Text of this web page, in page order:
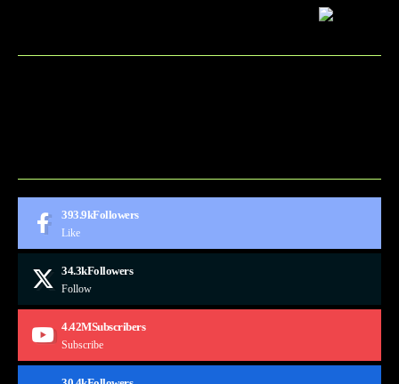
393.9kFollowers
Like
34.3kFollowers
Follow
4.42MSubscribers
Subscribe